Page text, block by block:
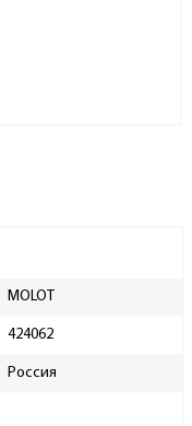
MOLOT
424062
Россия